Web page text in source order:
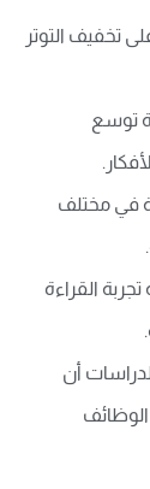
تخفيف التوتر
توسع
في مختلف
القراءة
أن